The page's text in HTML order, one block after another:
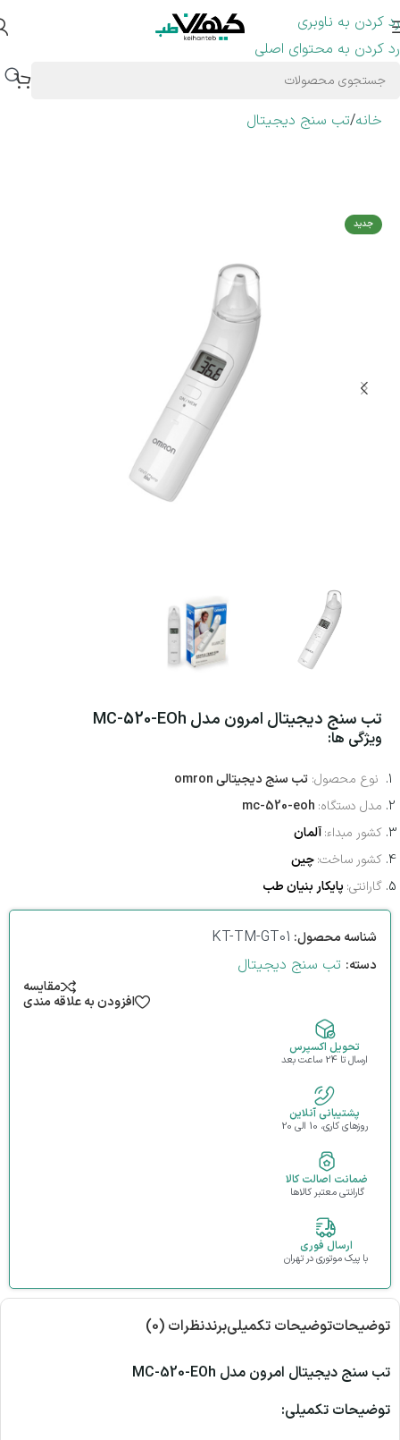
رد کردن به ناوبری
رد کردن به محتوای اصلی
خانه/تب سنج دیجیتال
جدید
تب سنج دیجیتال امرون مدل MC-520-EOh
ویژگی ها:
نوع محصول: تب سنج دیجیتالی omron
مدل دستگاه: mc-520-eoh
کشور مبداء:آلمان
کشور ساخت:چین
گارانتی: پایکار بنیان طب
شناسه محصول: KT-TM-GT01
دسته: تب سنج دیجیتال
مقایسه
افزودن به علاقه مندی
تحویل اکسپرس
ارسال تا 24 ساعت بعد
پشتیبانی آنلاین
روزهای کاری، 10 الی 20
ضمانت اصالت کالا
گارانتی معتبر کالاها
ارسال فوری
با پیک موتوری در تهران
توضیحاتتوضیحات تکمیلیبرندنظرات (0)
تب سنج دیجیتال امرون مدل MC-520-EOh
توضیحات تکمیلی: